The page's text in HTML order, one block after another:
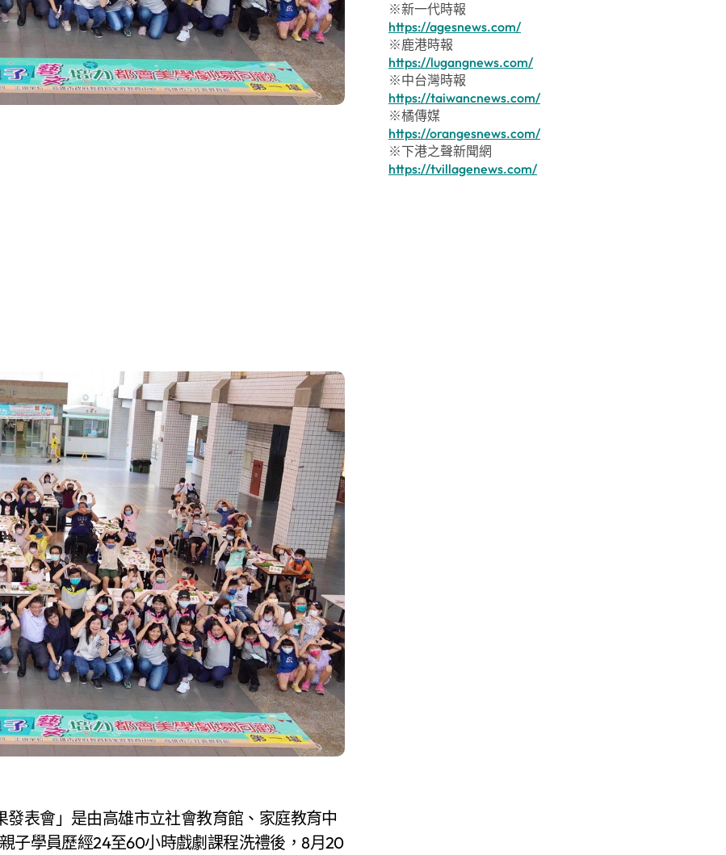
發表會」是由高雄市立社會教育館、家庭教育中
子學員歷經24至60小時戲劇課程洗禮後，8月20
※新一代時報
https://agesnews.com/
※鹿港時報
https://lugangnews.com/
※中台灣時報
https://taiwancnews.com/
※橘傳媒
https://orangesnews.com/
※下港之聲新聞網
https://tvillagenews.com/